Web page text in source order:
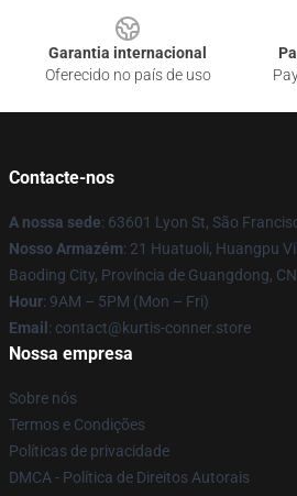
Garantia internacional
Oferecido no país de uso
Contacte-nos
A nossa sede: 63601 Lyon St, São
Nosso Armazém: 21 Huatuoli, Huangpu
Baoding City, Província de Guangdong, CN
Hour: 9AM – 5PM (Mon – Fri)
Email : contact@kurtis-conner.store
Nossa empresa
Sobre nós
Termos e Condições
Políticas de privacidade
DMCA - Política de Direitos Autorais